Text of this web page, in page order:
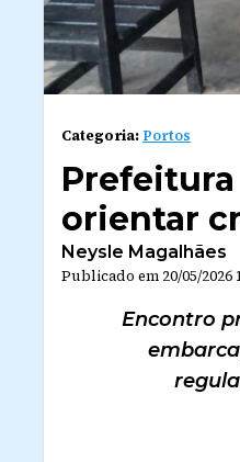
Categoria:Portos
orientar
Neysle Magalhães
Publicado em 20/05/2026
Encontro